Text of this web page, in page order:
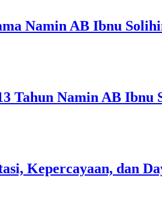
Namin AB Ibnu
Tahun Namin AB Ibnu
Kepercayaan, dan